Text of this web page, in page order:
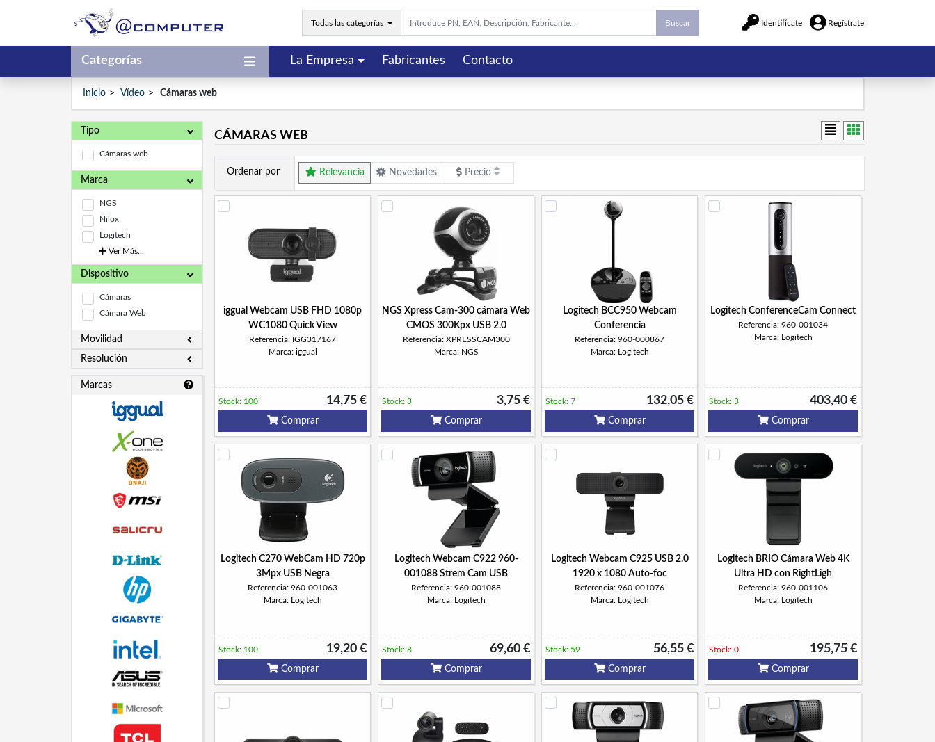
Todas las categorías Buscar Identifícate Regístrate
Categorías La Empresa Fabricantes Contacto
Inicio Vídeo Cámaras web
Tipo
Cámaras web
Marca
NGS
Nilox
Logitech
Ver Más...
Dispositivo
Cámaras
Cámara Web
Movilidad
Resolución
Marcas
CÁMARAS WEB
Ordenar por Relevancia Novedades Precio
iggual Webcam USB FHD 1080p
WC1080 Quick View
Referencia: IGG317167
Marca: iggual
14,75 €
Stock: 100
Comprar
NGS Xpress Cam-300 cámara Web
CMOS 300Kpx USB 2.0
Referencia: XPRESSCAM300
Marca: NGS
3,75 €
Stock: 3
Comprar
Logitech BCC950 Webcam
Conferencia
Referencia: 960-000867
Marca: Logitech
132,05 €
Stock: 7
Comprar
Logitech ConferenceCam Connect
Referencia: 960-001034
Marca: Logitech
403,40 €
Stock: 3
Comprar
Logitech C270 WebCam HD 720p
3Mpx USB Negra
Referencia: 960-001063
Marca: Logitech
19,20 €
Stock: 100
Comprar
Logitech Webcam C922 960-
001088 Strem Cam USB
Referencia: 960-001088
Marca: Logitech
69,60 €
Stock: 8
Comprar
Logitech Webcam C925 USB 2.0
1920 x 1080 Auto-foc
Referencia: 960-001076
Marca: Logitech
56,55 €
Stock: 59
Comprar
Logitech BRIO Cámara Web 4K
Ultra HD con RightLigh
Referencia: 960-001106
Marca: Logitech
195,75 €
Stock: 0
Comprar